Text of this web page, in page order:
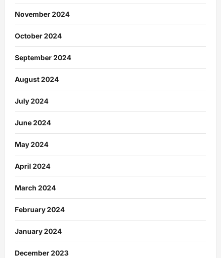
November 2024
October 2024
September 2024
August 2024
July 2024
June 2024
May 2024
April 2024
March 2024
February 2024
January 2024
December 2023